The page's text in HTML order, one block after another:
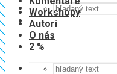
Workshopy
Autori
O nás
2 %